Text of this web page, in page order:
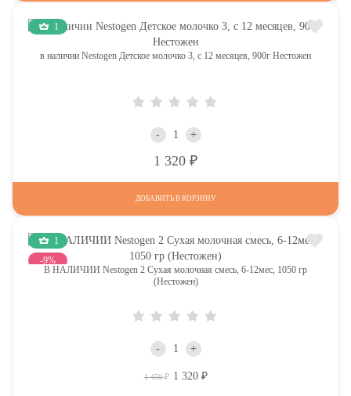
1
в наличии Nestogen Детское молочко 3, c 12 месяцев, 900г Нестожен
- +
1 320
ДОБАВИТЬ В КОРЗИНУ
1
-9%
В НАЛИЧИИ Nestogen 2 Сухая молочная смесь, 6-12мес, 1050 гр
(Нестожен)
- +
1 450Р 1 320 Р